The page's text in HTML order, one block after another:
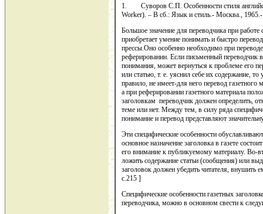
1. Суворов С.П. Особенности стиля
Worker). – В сб.: Язык и стиль.- Москва.,
Большое значение для переводчика при
приобретает уме­ние понимать и быстро
прессы.Оно особенно необходимо при
реферировании. Если пись­менный переводчик
понимания, может вернуться к проблеме его
или статью, т. е. уяснил себе их содержание,
правило, не имеет-для него пе­ревод газетного
а при реферировании газетного материала
заголовкам переводчик должен определить,
теме или нет. Между тем, в силу ряда
понимание и перевод представляют
Эти специфические особенности
основное назначение заголовка в газете
его внимание к публикуемому мате­риалу. Во-
ложить содержание статьи (сообщения) или
заголовок должен убедить читателя,
c.215 ]
Специфические особенности газетных
переводчика, можно в основном свести к